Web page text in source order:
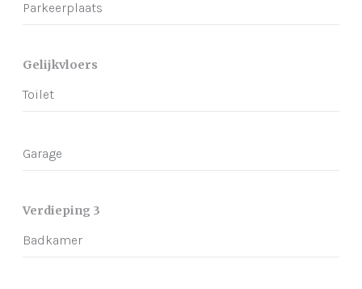
Parkeerplaats
Gelijkvloers
Toilet
Garage
Verdieping 3
Badkamer